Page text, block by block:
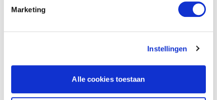
Marketing
Instellingen
Alle cookies toestaan